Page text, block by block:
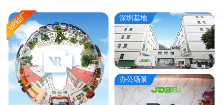
深圳基地
办公场景